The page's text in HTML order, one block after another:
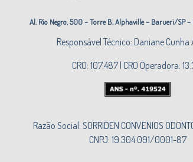
Al. Rio Negro, 500 – Torre B, Alphaville – Barueri/SP
Responsável Técnico: Daniane Cunha
CRO: 107.487 | CRO Operadora:
Razão Social: SORRIDEN CONVENIOS
CNPJ: 19.304.091/0001-87